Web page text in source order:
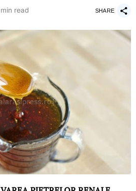
min read SHARE